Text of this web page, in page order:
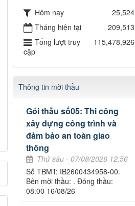
Hôm nay
25,524
Tháng hiện tại
209,513
Tổng lượt truy
cập
115,478,926
Thông tin mời thầu
Gói thầu số05: Thi công
xây dựng công trình và
đảm bảo an toàn giao
thông
Thứ sáu - 07/08/2026 12:56
Số TBMT: IB2600434958-00.
Bên mời thầu: . Đóng thầu:
08:00 16/08/26